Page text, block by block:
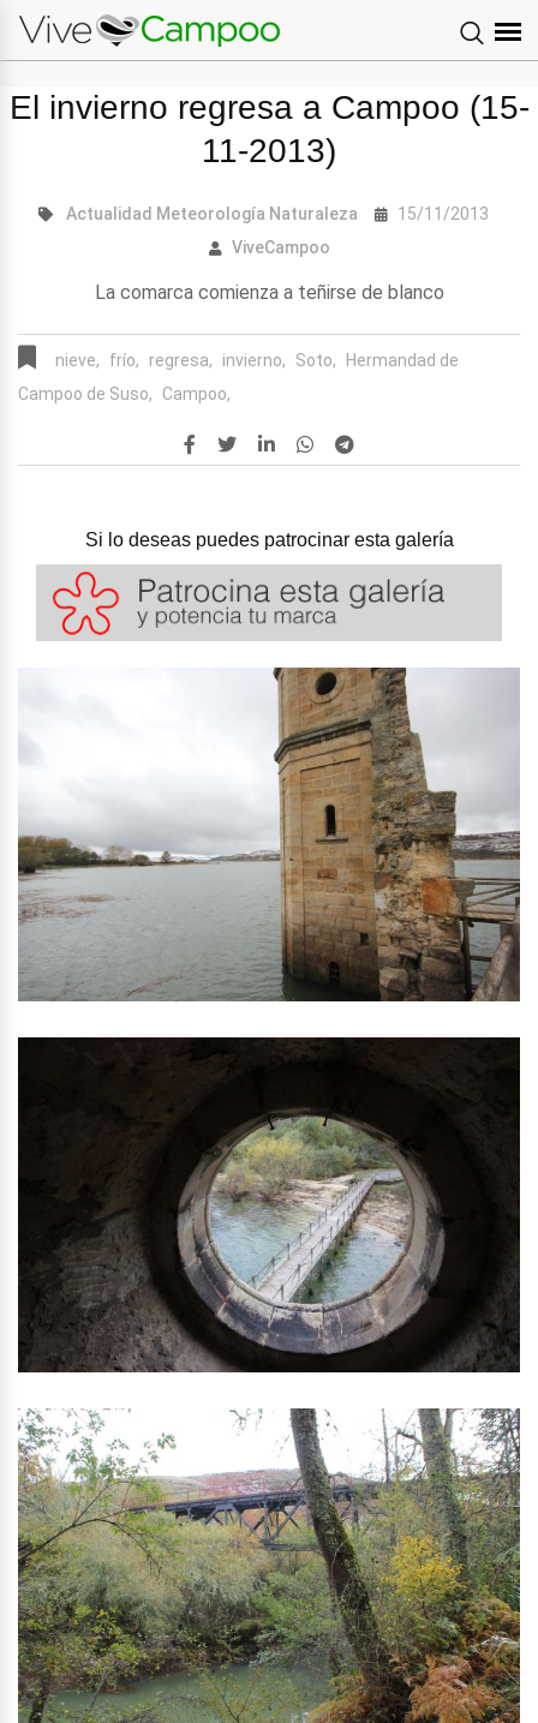
El invierno regresa a Campoo (15-
11-2013)
Actualidad Meteorología Naturaleza
15/11/2013
ViveCampoo
La comarca comienza a teñirse de blanco
nieve, frío, regresa, invierno, Soto,
Hermandad de
Campoo de Suso,
Campoo,
Si lo deseas puedes patrocinar esta galería